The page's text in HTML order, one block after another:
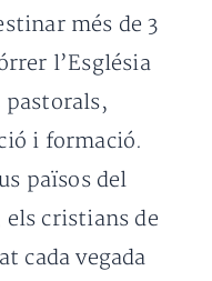
més de 3
l’Església
pastorals,
i formació.
països del
els cristians de
cada vegada